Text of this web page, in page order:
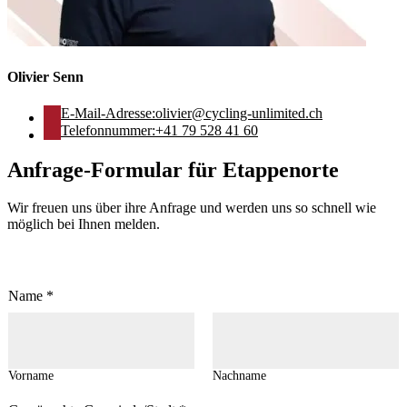
Olivier Senn
E-Mail-Adresse:olivier@cycling-unlimited.ch
Telefonnummer:+41 79 528 41 60
Anfrage-Formular für Etappenorte
Wir freuen uns über ihre Anfrage und werden uns so schnell wie
möglich bei Ihnen melden.
Name *
Vorname Nachname
F